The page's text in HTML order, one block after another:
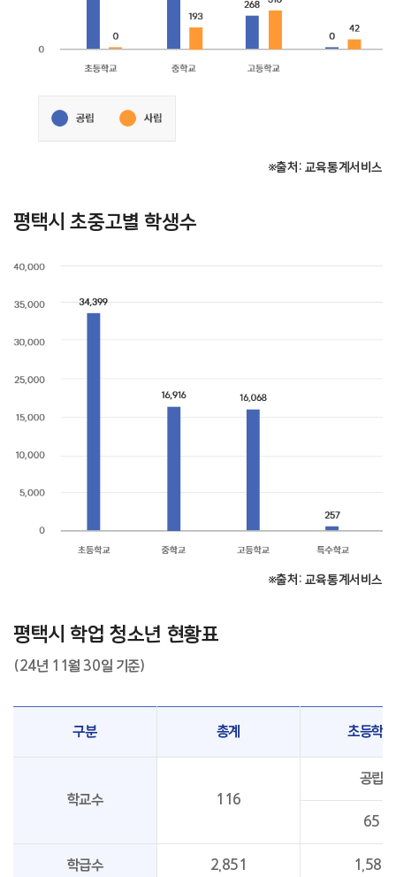
※출처: 교육통계서비스
평택시 초중고별 학생수
※출처: 교육통계서비스
평택시 학업 청소년 현황표
(24년 11월 30일 기준)
구분 총계 초등학교
학교수 116
공립
65
학급수 2,851 1,589